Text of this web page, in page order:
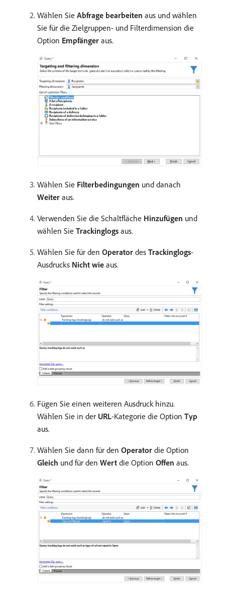
Wählen Sie Abfrage bearbeiten aus und wählen
Sie für die Zielgruppen- und Filterdimension die
Option Empfänger aus.
Wählen Sie Filterbedingungen und danach
Weiter aus.
Verwenden Sie die Schaltfläche Hinzufügen und
wählen Sie Trackinglogs aus.
Wählen Sie für den Operator des Trackinglogs-
Ausdrucks Nicht wie aus.
Fügen Sie einen weiteren Ausdruck hinzu.
Wählen Sie in der URL-Kategorie die Option Typ
aus.
Wählen Sie dann für den Operator die Option
Gleich und für den Wert die Option Offen aus.